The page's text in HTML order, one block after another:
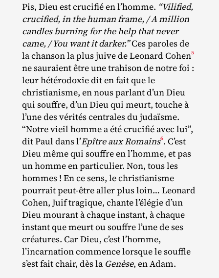
Pis, Dieu est crucifié en l’homme. “Vilified,
crucified, in the human frame, / A million
candles burning for the help that never
came, / You want it darker.”Ces paroles de
la chanson la plus juive de Leonard Cohen5
ne sauraient être une trahison de notre foi :
leur hétérodoxie dit en fait que le
christianisme, en nous parlant d’un Dieu
qui souffre, d’un Dieu qui meurt, touche à
l’une des vérités centrales du judaïsme.
“Notre vieil homme a été crucifié avec lui”,
dit Paul dans l’Epître aux Romains6. C’est
Dieu même qui souffre en l’homme, et pas
un homme en particulier. Non, tous les
hommes ! En ce sens, le christianisme
pourrait peut‐​être aller plus loin… Leonard
Cohen, Juif tragique, chante l’élégie d’un
Dieu mourant à chaque instant, à chaque
instant que meurt ou souffre l’une de ses
créatures. Car Dieu, c’est l’homme,
l’incarnation commence lorsque le souffle
s’est fait chair, dès la Genèse, en Adam.